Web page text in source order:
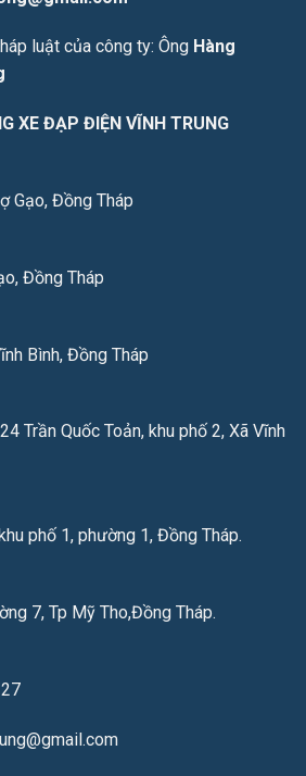
luật của công ty: Ông Hàng
XE ĐẠP ĐIỆN VĨNH TRUNG
Gạo, Đồng Tháp
Đồng Tháp
Bình, Đồng Tháp
Trần Quốc Toản, khu phố 2, Xã Vĩnh
phố 1, phường 1, Đồng Tháp.
7, Tp Mỹ Tho,Đồng Tháp.